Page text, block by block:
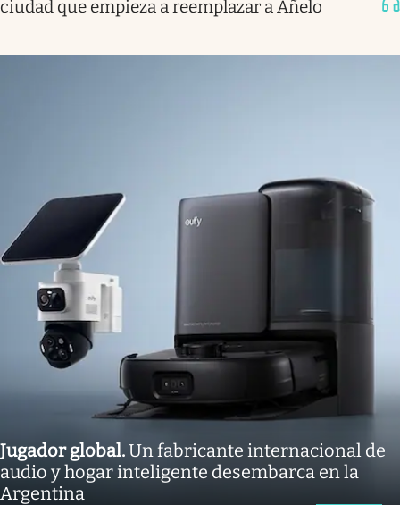
ciudad que empieza a reemplazar a Añelo
Jugador global.Un fabricante internacional de
audio y hogar inteligente desembarca en la
Argentina